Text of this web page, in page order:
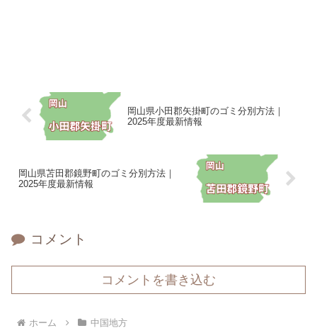
岡山県小田郡矢掛町のゴミ分別方法｜
2025年度最新情報
岡山県苫田郡鏡野町のゴミ分別方法｜
2025年度最新情報
コメント
コメントを書き込む
ホーム 中国地方